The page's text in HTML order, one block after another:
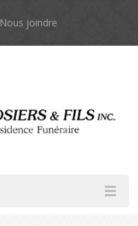
Nous joindre